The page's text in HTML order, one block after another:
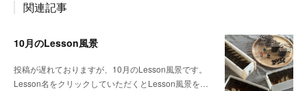
関連記事
10月のLesson風景
投稿が遅れておりますが、10月のLesson風景です。
Lesson名をクリックしていただくとLesson風景を…